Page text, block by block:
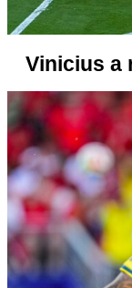
Vinicius a